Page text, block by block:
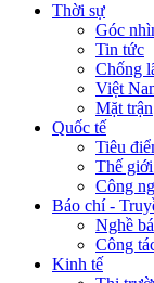
Thời sự
Góc
Tin tức
Chống
Việt
Mặt trận
Quốc tế
Tiêu
Thế
Công
Báo chí -
Nghề
Công
Kinh tế